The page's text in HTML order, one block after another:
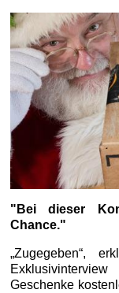
"Bei dieser
Chance."
„Zugegeben“,
Geschenke